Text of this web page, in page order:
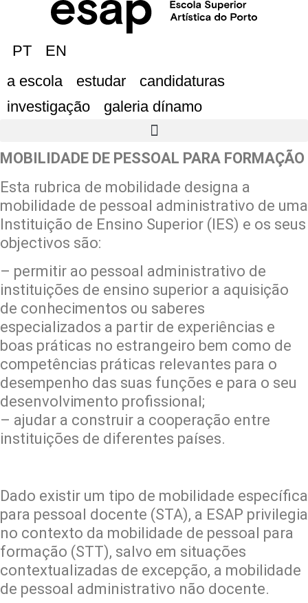
PT
EN
a escola
estudar
candidaturas
investigação
galeria dínamo
MOBILIDADE DE PESSOAL PARA FORMAÇÃO
Esta rubrica de mobilidade designa a
mobilidade de pessoal administrativo de uma
Instituição de Ensino Superior (IES) e os seus
objectivos são:
– permitir ao pessoal administrativo de
instituições de ensino superior a aquisição
de conhecimentos ou saberes
especializados a partir de experiências e
boas práticas no estrangeiro bem como de
competências práticas relevantes para o
desempenho das suas funções e para o seu
desenvolvimento profissional;
– ajudar a construir a cooperação entre
instituições de diferentes países.
Dado existir um tipo de mobilidade específica
para pessoal docente (STA), a ESAP privilegia
no contexto da mobilidade de pessoal para
formação (STT), salvo em situações
contextualizadas de excepção, a mobilidade
de pessoal administrativo não docente.